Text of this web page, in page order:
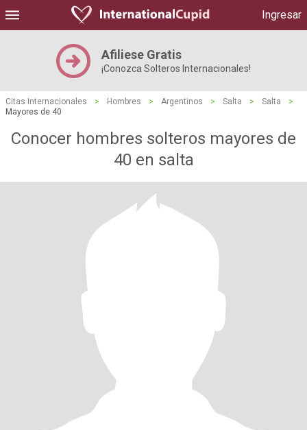
Ingresar
Afiliese Gratis
¡Conozca Solteros Internacionales!
Citas Internacionales > Hombres > Argentinos > Salta > Salta
>
Mayores de 40
Conocer hombres solteros mayores de
40 en salta